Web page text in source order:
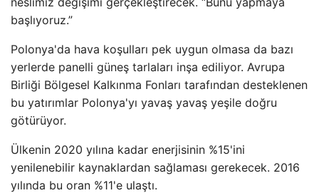
başlıyoruz.”
Polonya'da hava koşulları pek uygun olmasa da bazı
yerlerde panelli güneş tarlaları inşa ediliyor. Avrupa
Birliği Bölgesel Kalkınma Fonları tarafından desteklenen
bu yatırımlar Polonya'yı yavaş yavaş yeşile doğru
götürüyor.
Ülkenin 2020 yılına kadar enerjisinin %15'ini
yenilenebilir kaynaklardan sağlaması gerekecek. 2016
yılında bu oran %11'e ulaştı.